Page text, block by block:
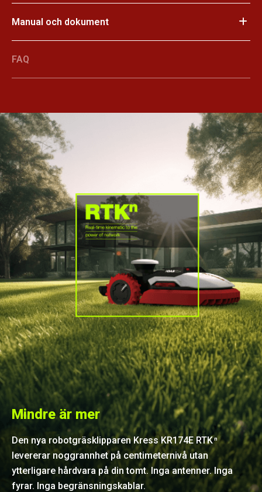
Manual och dokument
FAQ
Mindre är mer
Den nya robotgräsklipparen Kress KR174E RTK n
levererar noggrannhet på centimeternivå utan
ytterligare hårdvara på din tomt. Inga antenner. Inga
fyrar. Inga begränsningskablar.